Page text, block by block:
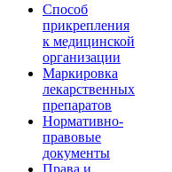
Способ
прикрепления
к медицинской
организации
Маркировка
лекарственных
препаратов
Нормативно-
правовые
документы
Права и